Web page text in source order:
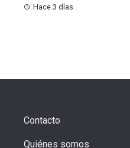
Hace 3 días
Contacto
Quiénes somos